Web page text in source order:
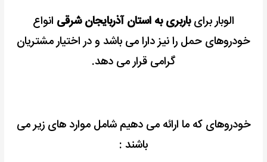
الوبار برایباربری به استان آذربایجان شرقی انواع
خودروهای حمل را نیز دارا می باشد و در اختیار مشتریان
گرامی قرار می دهد.
خودروهای که ما ارائه می دهیم شامل موارد های زیر می
باشند :